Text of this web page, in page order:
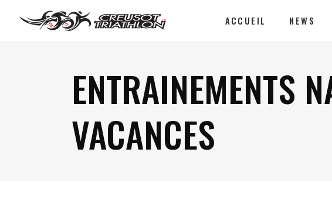
ACCUEIL NEWS
ENTRAINEMENTS
VACANCES